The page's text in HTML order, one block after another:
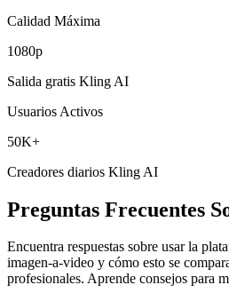
Calidad Máxima
1080p
Salida gratis Kling AI
Usuarios Activos
50K+
Creadores diarios Kling AI
Preguntas Frecuentes
Encuentra respuestas sobre usar la
imagen-a-video y cómo esto se
profesionales. Aprende consejos para